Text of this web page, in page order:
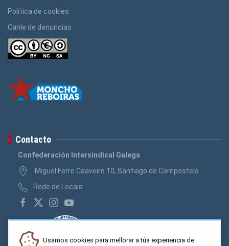
Política de cookies
Canle de denuncias
Contacto
Confederación Intersindical Galega
Miguel Ferro Caaveiro 10, Santiago de Compostela
Rede de Locais
Usamos cookies para mellorar a túa experiencia de